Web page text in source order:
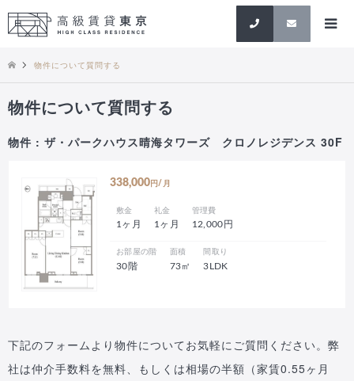
検索
物件について質問する
物件について質問する
物件 : ザ・パークハウス晴海タワーズ クロノレジデンス 30F
338,000 円/月
敷金
1ヶ月
礼金
1ヶ月
管理費
12,000円
お部屋の階
30階
面積
73㎡
間取り
3LDK
下記のフォームより物件についてお気軽にご質問ください。弊
社は仲介手数料を無料、もしくは相場の半額（家賃0.55ヶ月